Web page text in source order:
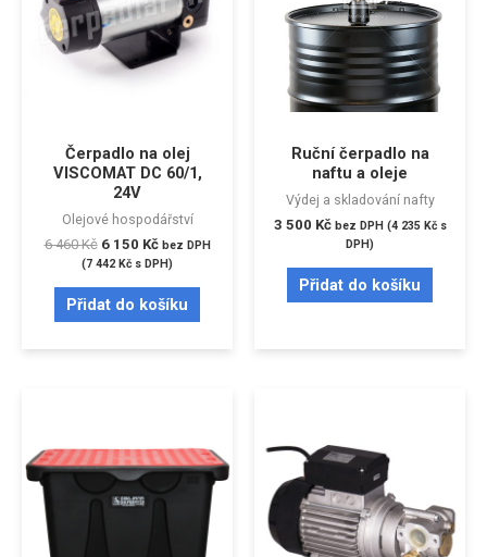
Čerpadlo na olej
VISCOMAT DC 60/1,
24V
Olejové hospodářství
6 460Kč 6 150 Kč bez DPH
(7 442Kč s DPH)
Přidat do košíku
Ruční čerpadlo na
naftu a oleje
Výdej a skladování nafty
3 500 Kč bez DPH (4 235 Kčs
DPH)
Přidat do košíku